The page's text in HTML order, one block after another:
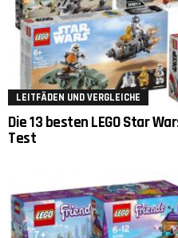
LEITFÄDEN UND VERGLEICHE
Die 13 besten LEGO Star
Test